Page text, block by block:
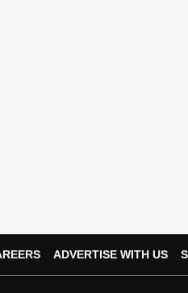
ADVERTISE WITH US